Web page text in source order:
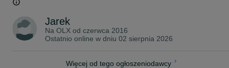
Konkurencyjne ceny od 200 za dobe !!!
*odbiór samochodów w miejscowości LUBAŃ
Jarek
Na OLX od czerwca 2016
Ostatnio online w dniu 02 sierpnia 2026
Więcej od tego ogłoszeniodawcy